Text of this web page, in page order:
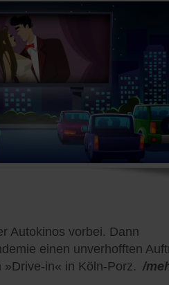
Autokinos vorbei. Dann
einen unverhofften
in« in Köln-Porz. /